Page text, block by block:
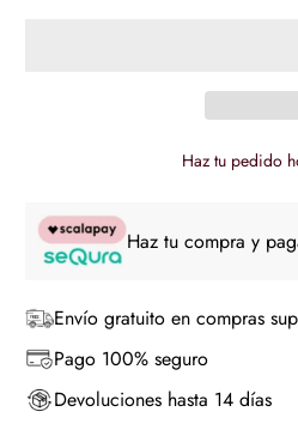
Haz tu pedido
Haz tu compra y
Envío gratuito en compras
Pago 100% seguro
Devoluciones hasta 14 días